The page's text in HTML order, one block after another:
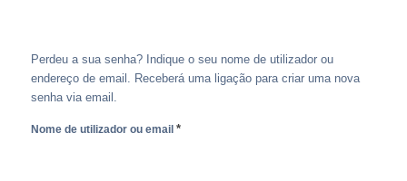
Perdeu a sua senha? Indique o seu nome de utilizador ou
endereço de email. Receberá uma ligação para criar uma nova
senha via email.
Nome de utilizador ou email *